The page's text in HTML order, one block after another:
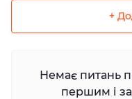
+
Немає питань
першим і